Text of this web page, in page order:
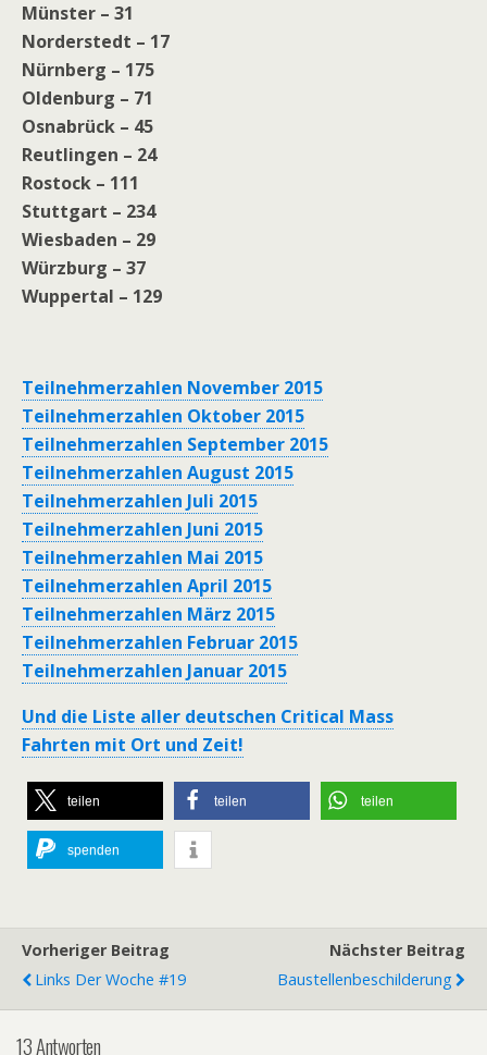
Münster – 31
Norderstedt – 17
Nürnberg – 175
Oldenburg – 71
Osnabrück – 45
Reutlingen – 24
Rostock – 111
Stuttgart – 234
Wiesbaden – 29
Würzburg – 37
Wuppertal – 129
Teilnehmerzahlen November 2015
Teilnehmerzahlen Oktober 2015
Teilnehmerzahlen September 2015
Teilnehmerzahlen August 2015
Teilnehmerzahlen Juli 2015
Teilnehmerzahlen Juni 2015
Teilnehmerzahlen Mai 2015
Teilnehmerzahlen April 2015
Teilnehmerzahlen März 2015
Teilnehmerzahlen Februar 2015
Teilnehmerzahlen Januar 2015
Und die Liste aller deutschen Critical Mass
Fahrten mit Ort und Zeit!
teilen teilen teilen
spenden
Vorheriger Beitrag
Links Der Woche #19
Nächster Beitrag
Baustellenbeschilderung
13 Antworten